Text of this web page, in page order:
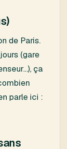
de Paris.
(gare
ça
parle ici :